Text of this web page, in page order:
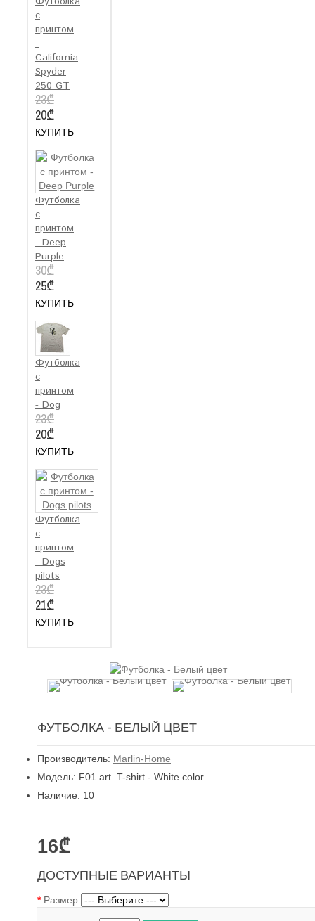
с
принтом
-
California
Spyder
250 GT
23₾
20₾
КУПИТЬ
Футболка
с
принтом
- Deep
Purple
30₾
25₾
КУПИТЬ
Футболка
с
принтом
- Dog
23₾
20₾
КУПИТЬ
Футболка
с
принтом
- Dogs
pilots
23₾
21₾
КУПИТЬ
ФУТБОЛКА - БЕЛЫЙ ЦВЕТ
Производитель: Marlin-Home
Модель: F01 art. T-shirt - White color
Наличие: 10
16₾
ДОСТУПНЫЕ ВАРИАНТЫ
Размер